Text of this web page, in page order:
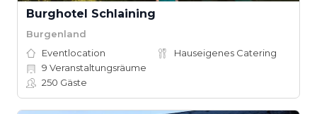
Burghotel Schlaining
Burgenland
Eventlocation
Hauseigenes Catering
9 Veranstaltungsräume
250 Gäste